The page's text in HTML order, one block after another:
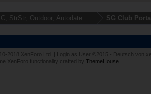
StrStr, Outdoor, Autodate ::.. SG Club
2018 XenForo Ltd. | Login as User ©2015 - Deutsch von
XenForo functionality crafted by ThemeHouse